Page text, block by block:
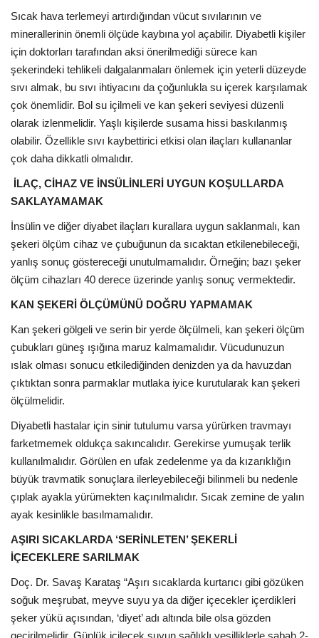
Sıcak hava terlemeyi artırdığından vücut sıvılarının ve
minerallerinin önemli ölçüde kaybına yol açabilir. Diyabetli kişiler
için doktorları tarafından aksi önerilmediği sürece kan
şekerindeki tehlikeli dalgalanmaları önlemek için yeterli düzeyde
sıvı almak, bu sıvı ihtiyacını da çoğunlukla su içerek karşılamak
çok önemlidir. Bol su içilmeli ve kan şekeri seviyesi düzenli
olarak izlenmelidir. Yaşlı kişilerde susama hissi baskılanmış
olabilir. Özellikle sıvı kaybettirici etkisi olan ilaçları kullananlar
çok daha dikkatli olmalıdır.
İLAÇ, CİHAZ VE İNSÜLİNLERİ UYGUN KOŞULLARDA
SAKLAYAMAMAK
İnsülin ve diğer diyabet ilaçları kurallara uygun saklanmalı, kan
şekeri ölçüm cihaz ve çubuğunun da sıcaktan etkilenebileceği,
yanlış sonuç göstereceği unutulmamalıdır. Örneğin; bazı şeker
ölçüm cihazları 40 derece üzerinde yanlış sonuç vermektedir.
KAN ŞEKERİ ÖLÇÜMÜNÜ DOĞRU YAPMAMAK
Kan şekeri gölgeli ve serin bir yerde ölçülmeli, kan şekeri ölçüm
çubukları güneş ışığına maruz kalmamalıdır. Vücudunuzun
ıslak olması sonucu etkilediğinden denizden ya da havuzdan
çıktıktan sonra parmaklar mutlaka iyice kurutularak kan şekeri
ölçülmelidir.
Diyabetli hastalar için sinir tutulumu varsa yürürken travmayı
farketmemek oldukça sakıncalıdır. Gerekirse yumuşak terlik
kullanılmalıdır. Görülen en ufak zedelenme ya da kızarıklığın
büyük travmatik sonuçlara ilerleyebileceği bilinmeli bu nedenle
çıplak ayakla yürümekten kaçınılmalıdır. Sıcak zemine de yalın
ayak kesinlikle basılmamalıdır.
AŞIRI SICAKLARDA ‘SERİNLETEN’ ŞEKERLİ
İÇECEKLERE SARILMAK
Doç. Dr. Savaş Karataş “Aşırı sıcaklarda kurtarıcı gibi gözüken
soğuk meşrubat, meyve suyu ya da diğer içecekler içerdikleri
şeker yükü açısından, ‘diyet’ adı altında bile olsa gözden
geçirilmelidir. Günlük içilecek suyun sağlıklı yeşilliklerle sabah 2-